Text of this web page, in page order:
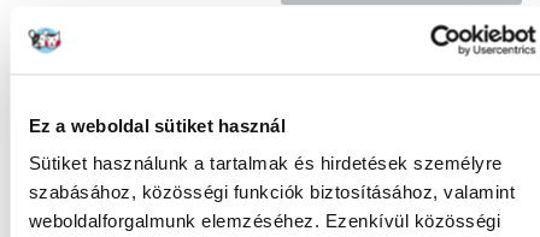
Ez a weboldal sütiket használ
Sütiket használunk a tartalmak és hirdetések személyre
szabásához, közösségi funkciók biztosításához, valamint
weboldalforgalmunk elemzéséhez. Ezenkívül közösségi
Gyakori Kérdések (GYIK)
FAJTA: Eledel